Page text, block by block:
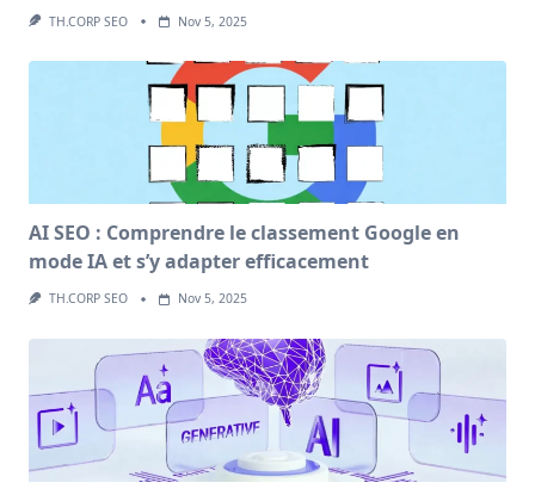
TH.CORP SEO Nov 5, 2025
AI SEO : Comprendre le classement Google en
mode IA et s’y adapter efficacement
TH.CORP SEO Nov 5, 2025